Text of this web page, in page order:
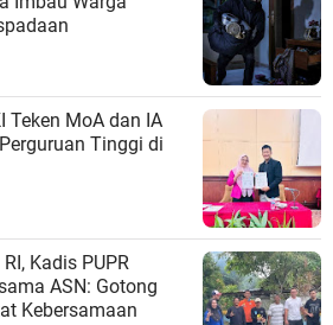
Teken MoA dan IA
Tinggi di
Kadis PUPR
ASN: Gotong
Kebersamaan